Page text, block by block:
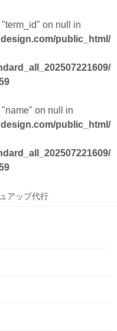
"term_id" on null in
public_html/
"name" on null in
public_html/
アップ代行